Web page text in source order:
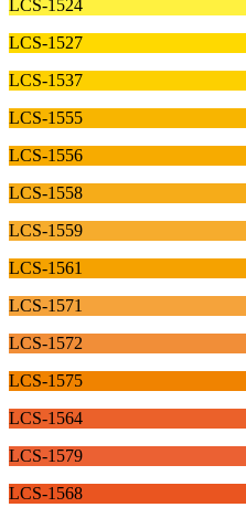
LCS-1524
LCS-1527
LCS-1537
LCS-1555
LCS-1556
LCS-1558
LCS-1559
LCS-1561
LCS-1571
LCS-1572
LCS-1575
LCS-1564
LCS-1579
LCS-1568